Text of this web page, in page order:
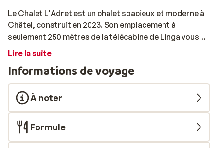
Le Chalet L'Adret est un chalet spacieux et moderne à
Châtel, construit en 2023. Son emplacement à
seulement 250 mètres de la télécabine de Linga vous
permettra d'explorer facilement le domaine skiable
Châtel, une navette gratuite est à votre disposition,
dont l'arrêt de bus se trouve à seulement 200 mètres.
Cet hébergement, pouvant accueillir jusqu'à 12
personnes, est parfait pour des vacances au ski en
famille ou entre amis. Avec ses 4 chambres, ses 3 salles
de bains, son salon et sa salle à manger, sa cuisine
entièrement équipée, vous ne manquerez de rien
Lire la suite
Informations de voyage
À noter
Formule